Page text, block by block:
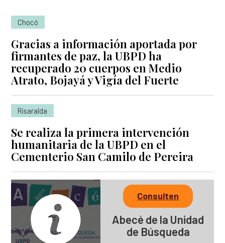
Chocó
Gracias a información aportada por
firmantes de paz, la UBPD ha
recuperado 20 cuerpos en Medio
Atrato, Bojayá y Vigía del Fuerte
Risaralda
Se realiza la primera intervención
humanitaria de la UBPD en el
Cementerio San Camilo de Pereira
Consulten
Abecé de la Unidad
de Búsqueda